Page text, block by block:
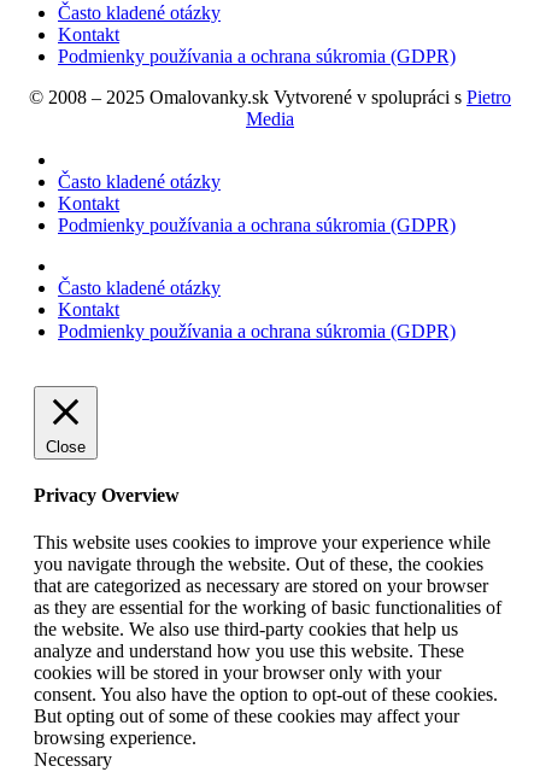
Často kladené otázky
Kontakt
Podmienky používania a ochrana súkromia (GDPR)
© 2008 – 2025 Omalovanky.sk Vytvorené v spolupráci s Pietro
Media
Často kladené otázky
Kontakt
Podmienky používania a ochrana súkromia (GDPR)
Často kladené otázky
Kontakt
Podmienky používania a ochrana súkromia (GDPR)
Close
Privacy Overview
This website uses cookies to improve your experience while
you navigate through the website. Out of these, the cookies
that are categorized as necessary are stored on your browser
as they are essential for the working of basic functionalities of
the website. We also use third-party cookies that help us
analyze and understand how you use this website. These
cookies will be stored in your browser only with your
consent. You also have the option to opt-out of these cookies.
But opting out of some of these cookies may affect your
browsing experience.
Necessary